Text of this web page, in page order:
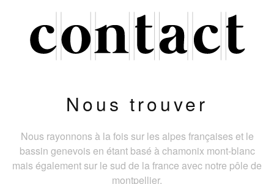
Nous trouver
Nous rayonnons à la fois sur les alpes françaises et le
bassin genevois en étant basé à chamonix mont-blanc
mais également sur le sud de la france avec notre pôle de
montpellier.